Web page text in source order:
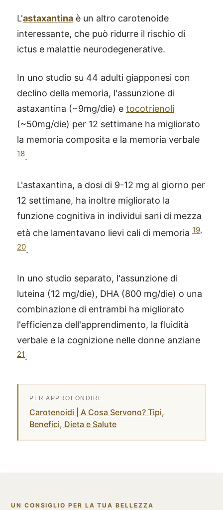
L'astaxantina è un altro carotenoide
interessante, che può ridurre il rischio di
ictus e malattie neurodegenerative.
In uno studio su 44 adulti giapponesi con
declino della memoria, l'assunzione di
astaxantina (~9mg/die) e tocotrienoli
(~50mg/die) per 12 settimane ha migliorato
la memoria composita e la memoria verbale
18.
L'astaxantina, a dosi di 9-12 mg al giorno per
12 settimane, ha inoltre migliorato la
funzione cognitiva in individui sani di mezza
età che lamentavano lievi cali di memoria 19,
20.
In uno studio separato, l'assunzione di
luteina (12 mg/die), DHA (800 mg/die) o una
combinazione di entrambi ha migliorato
l'efficienza dell'apprendimento, la fluidità
verbale e la cognizione nelle donne anziane
21.
Carotenoidi | A Cosa Servono? Tipi,
Benefici, Dieta e Salute
UN CONSIGLIO PER LA TUA BELLEZZA